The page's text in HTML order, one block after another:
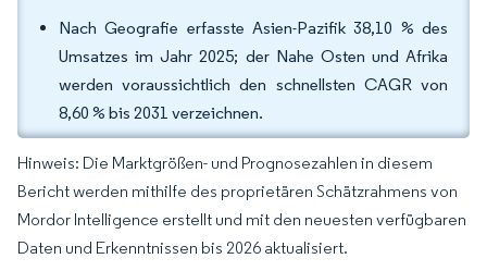
Nach Geografie erfasste Asien-Pazifik 38,10 % des
Umsatzes im Jahr 2025; der Nahe Osten und Afrika
werden voraussichtlich den schnellsten CAGR von
8,60 % bis 2031 verzeichnen.
Hinweis: Die Marktgrößen- und Prognosezahlen in diesem
Bericht werden mithilfe des proprietären Schätzrahmens von
Mordor Intelligence erstellt und mit den neuesten verfügbaren
Daten und Erkenntnissen bis 2026 aktualisiert.